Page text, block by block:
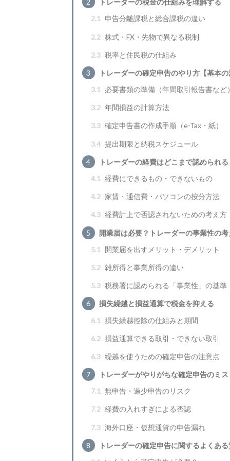
2
トレーダーの税金の仕組みを理解する
2.1
申告分離課税と総合課税の違い
2.2 株式・FX・先物で異なる税制
2.3 税率と住民税の仕組み
3
トレーダーの確定申告のやり方【基本の
3.1
必要書類の準備（年間取引報告書など）
3.2 年間損益の計算方法
3.3 確定申告書の作成手順（e-Tax・紙）
3.4 提出期限と納税スケジュール
4
トレーダーの経費はどこまで認められる
4.1 経費にできるもの・できないもの
4.2 家賃・通信費・パソコンの按分方法
4.3 経費計上で否認されないための考え方
5
開業届は必要？トレーダーの事業性の
5.1
開業届を出すメリット・デメリット
5.2 雑所得と事業所得の違い
5.3 税務署に認められる「事業性」の基準
6
損失繰越と損益通算で税金を抑える
6.1 損失繰越控除の仕組みと期間
6.2 損益通算できる取引・できない取引
6.3 繰越を使うための確定申告の注意点
7
トレーダーがやりがちな確定申告のミス
7.1 無申告・過少申告のリスク
7.2 経費の入れすぎによる否認
7.3 海外口座・仮想通貨の申告漏れ
8
トレーダーの確定申告に関するよくある